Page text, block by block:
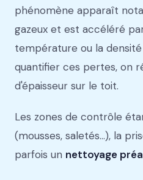
phénomène apparaît
gazeux et est accéléré
température ou la
quantifier ces pertes, on
d'épaisseur sur le toit.
Les zones de contrôle
(mousses, saletés…), la
parfois un nettoyage